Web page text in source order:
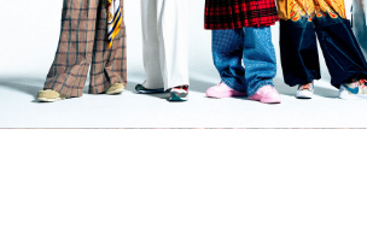
BLOG
Facebook
Twitter
DPC